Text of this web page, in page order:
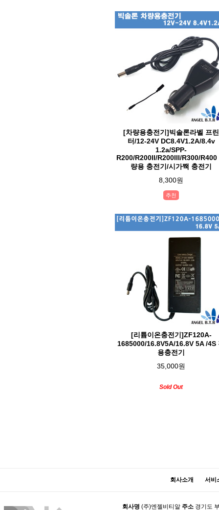
[차량용충전기]빅솔론라벨 프린
터/12-24V DC8.4V1.2A/8.4v
1.2a/SPP-
R200/R200II/R200III/R300/R400
량용 충전기/시가짹 충전기
8,300원
추천
[리튬이온충전기]ZF120A-
1685000/16.8V5A/16.8V 5A /4S
용충전기
35,000원
Sold Out
회사소개 서비
회사명 (주)엔젤비티알 주소 경기도